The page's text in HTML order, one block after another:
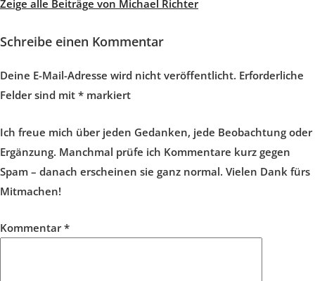
Zeige alle Beiträge von Michael Richter
Schreibe einen Kommentar
Deine E-Mail-Adresse wird nicht veröffentlicht. Erforderliche
Felder sind mit * markiert
Ich freue mich über jeden Gedanken, jede Beobachtung oder
Ergänzung. Manchmal prüfe ich Kommentare kurz gegen
Spam – danach erscheinen sie ganz normal. Vielen Dank fürs
Mitmachen!
Kommentar*